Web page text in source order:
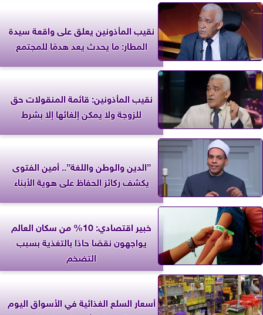
نقيب المأذونين يعلق على واقعة سيدة
المطار: ما يحدث يعد هدمًا للمجتمع
نقيب المأذونين: قائمة المنقولات حق
للزوجة ولا يمكن إلغائها إلا بشرط
”الدين والوطن واللغة”.. أمين الفتوى
يكشف ركائز الحفاظ على هوية الأبناء
خبير اقتصادي: 10% من سكان العالم
يواجهون نقصًا حادًا بالتغذية بسبب
التضخم
أسعار السلع الغذائية في الأسواق اليوم